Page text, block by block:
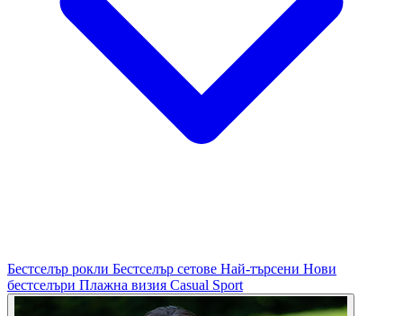
Бестселър рокли Бестселър сетове Най-търсени Нови
бестселъри Плажна визия Casual Sport